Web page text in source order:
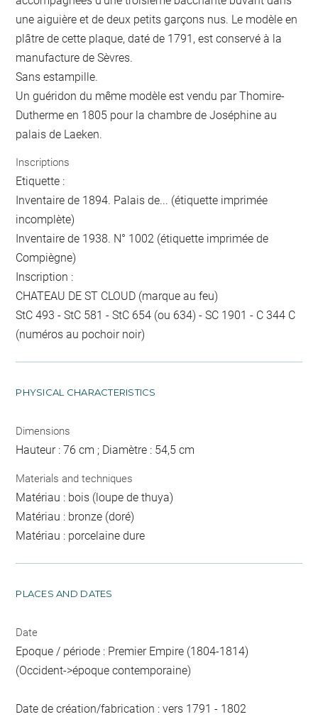
une aiguière et de deux petits garçons nus. Le modèle en
plâtre de cette plaque, daté de 1791, est conservé à la
manufacture de Sèvres.
Sans estampille.
Un guéridon du même modèle est vendu par Thomire-
Dutherme en 1805 pour la chambre de Joséphine au
palais de Laeken.
Inscriptions
Etiquette :
Inventaire de 1894. Palais de... (étiquette imprimée
incomplète)
Inventaire de 1938. N° 1002 (étiquette imprimée de
Compiègne)
Inscription :
CHATEAU DE ST CLOUD (marque au feu)
StC 493 - StC 581 - StC 654 (ou 634) - SC 1901 - C 344 C
(numéros au pochoir noir)
PHYSICAL CHARACTERISTICS
Dimensions
Hauteur : 76 cm ; Diamètre : 54,5 cm
Materials and techniques
Matériau : bois (loupe de thuya)
Matériau : bronze (doré)
Matériau : porcelaine dure
PLACES AND DATES
Date
Epoque / période : Premier Empire (1804-1814)
(Occident->époque contemporaine)
Date de création/fabrication : vers 1791 - 1802